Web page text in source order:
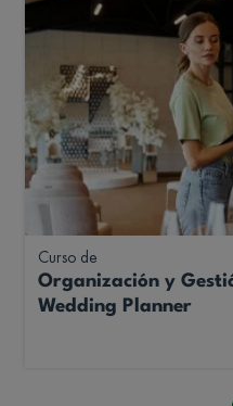
Curso de
Organización y
Wedding Planner